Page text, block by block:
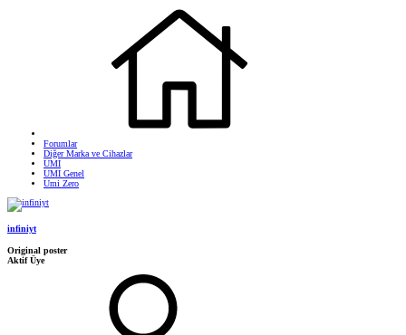
Forumlar
Diğer Marka ve Cihazlar
UMI
UMI Genel
Umi Zero
infiniyt
Original poster
Aktif Üye